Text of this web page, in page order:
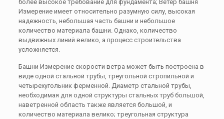
более высокое требование для фундамента; Ветер башня
Измерение имеет относительно разумную силу, высокая
надежность, небольшая часть башни и небольшое
количество материала башни. Однако, количество
выдвижных линий велико, а процесс строительства
усложняется.
Башни Измерение скорости ветра может быть построена в
виде одной стальной трубы, треугольной стропильной и
четырехугольник ферменной. Диаметр стальной трубы,
необходимая для одной структуры стальных труб большой,
наветренной область также является большой, и
количество материала велико; треугольная структура